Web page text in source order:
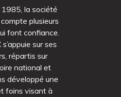
la société
plusieurs
font confiance.
sur ses
répartis sur
national et
développé une
foins visant à